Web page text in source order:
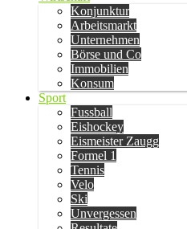
Konjunktur
Arbeitsmarkt
Unternehmen
Börse und Co
Immobilien
Konsum
Sport
Fussball
Eishockey
Eismeister Zaugg
Formel 1
Tennis
Velo
Ski
Unvergessen